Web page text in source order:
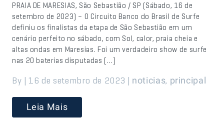
PRAIA DE MARESIAS, São Sebastião / SP (Sábado, 16 de
setembro de 2023) – O Circuito Banco do Brasil de Surfe
definiu os finalistas da etapa de São Sebastião em um
cenário perfeito no sábado, com Sol, calor, praia cheia e
altas ondas em Maresias. Foi um verdadeiro show de surfe
nas 20 baterias disputadas […]
By | 16 de setembro de 2023 | noticias, principal
Leia Mais